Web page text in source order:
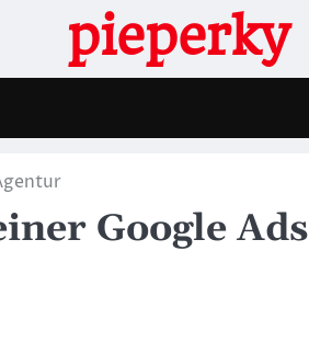
pieperky
Google Ads